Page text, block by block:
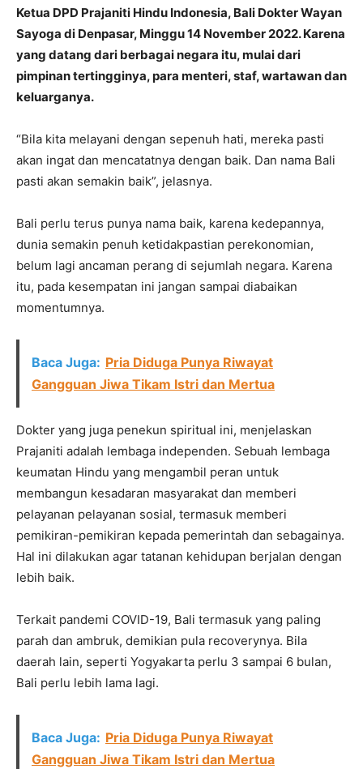
Ketua DPD Prajaniti Hindu Indonesia, Bali Dokter Wayan
Sayoga di Denpasar, Minggu 14 November 2022. Karena
yang datang dari berbagai negara itu, mulai dari
pimpinan tertingginya, para menteri, staf, wartawan dan
keluarganya.
“Bila kita melayani dengan sepenuh hati, mereka pasti
akan ingat dan mencatatnya dengan baik. Dan nama Bali
pasti akan semakin baik”, jelasnya.
Bali perlu terus punya nama baik, karena kedepannya,
dunia semakin penuh ketidakpastian perekonomian,
belum lagi ancaman perang di sejumlah negara. Karena
itu, pada kesempatan ini jangan sampai diabaikan
momentumnya.
Baca Juga: Pria Diduga Punya Riwayat
Gangguan Jiwa Tikam Istri dan Mertua
Dokter yang juga penekun spiritual ini, menjelaskan
Prajaniti adalah lembaga independen. Sebuah lembaga
keumatan Hindu yang mengambil peran untuk
membangun kesadaran masyarakat dan memberi
pelayanan pelayanan sosial, termasuk memberi
pemikiran-pemikiran kepada pemerintah dan sebagainya.
Hal ini dilakukan agar tatanan kehidupan berjalan dengan
lebih baik.
Terkait pandemi COVID-19, Bali termasuk yang paling
parah dan ambruk, demikian pula recoverynya. Bila
daerah lain, seperti Yogyakarta perlu 3 sampai 6 bulan,
Bali perlu lebih lama lagi.
Baca Juga: Pria Diduga Punya Riwayat
Gangguan Jiwa Tikam Istri dan Mertua